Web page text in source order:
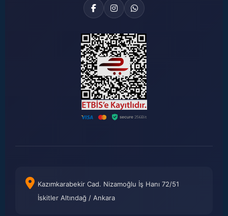
Kazımkarabekir Cad. Nizamoğlu İş Hanı 72/51
İskitler Altındağ / Ankara